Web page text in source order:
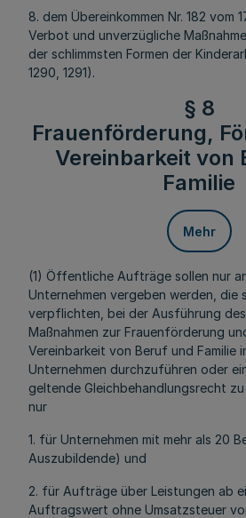
8. dem Übereinkommen Nr. 182 vom
Verbot und unverzügliche
der schlimmsten Formen der
1290, 1291).
§ 8
Frauenförderung,
Vereinbarkeit von
Familie
Mehr
(1) Öffentliche Aufträge sollen nur
Unternehmen vergeben werden, die
verpflichten, bei der Ausführung
Maßnahmen zur Frauenförderung
Vereinbarkeit von Beruf und Familie
Unternehmen durchzuführen oder
geltende Gleichbehandlungsrecht
nur
1. für Unternehmen mit mehr als 20
Auszubildende) und
2. für Aufträge über Leistungen ab
Auftragswert ohne Umsatzsteuer